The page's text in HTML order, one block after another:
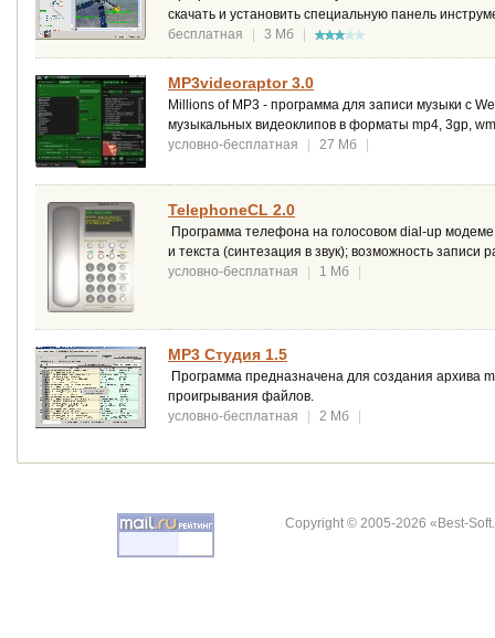
скачать и установить специальную панель
бесплатная
| 3 Мб |
MP3videoraptor 3.0
Millions of MP3 - программа для записи музыки с
музыкальных видеоклипов в форматы mp4, 3gp,
условно-бесплатная
| 27 Мб |
TelephoneCL 2.0
Программа телефона на голосовом dial-up
и текста (синтезация в звук); возможность записи
условно-бесплатная
| 1 Мб |
МР3 Студия 1.5
Программа предназначена для создания архива
проигрывания файлов.
условно-бесплатная
| 2 Мб |
Copyright © 2005-2026 «Best-